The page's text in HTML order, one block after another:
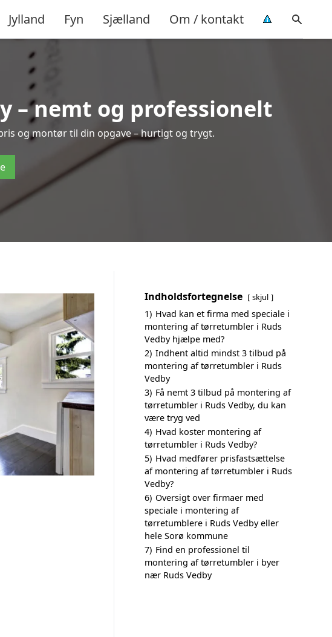
Jylland Fyn Sjælland Om / kontakt
– nemt og professionelt
og montør til din opgave – hurtigt og trygt.
Indholdsfortegnelse skjul
1) Hvad kan et firma med speciale i
montering af tørretumbler i Ruds
Vedby hjælpe med?
2) Indhent altid mindst 3 tilbud på
montering af tørretumbler i Ruds
Vedby
3) Få nemt 3 tilbud på montering af
tørretumbler i Ruds Vedby, du kan
være tryg ved
4) Hvad koster montering af
tørretumbler i Ruds Vedby?
5) Hvad medfører prisfastsættelse
af montering af tørretumbler i Ruds
Vedby?
6) Oversigt over firmaer med
speciale i montering af
tørretumblere i Ruds Vedby eller
hele Sorø kommune
7) Find en professionel til
montering af tørretumbler i byer
nær Ruds Vedby